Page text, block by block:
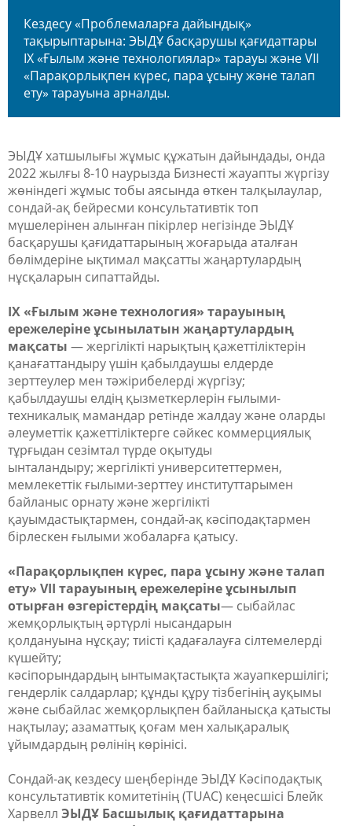
Кездесу «Проблемаларға дайындық»
тақырыптарына: ЭЫДҰ басқарушы қағидаттары
IX «Ғылым және технологиялар» тарауы және VII
«Парақорлықпен күрес, пара ұсыну және талап
ету» тарауына арналды.
ЭЫДҰ хатшылығы жұмыс құжатын дайындады, онда
2022 жылғы 8-10 наурызда Бизнесті жауапты жүргізу
жөніндегі жұмыс тобы аясында өткен талқылаулар,
сондай-ақ бейресми консультативтік топ
мүшелерінен алынған пікірлер негізінде ЭЫДҰ
басқарушы қағидаттарының жоғарыда аталған
бөлімдеріне ықтимал мақсатты жаңартулардың
нұсқаларын сипаттайды.
IX «Ғылым және технология» тарауының
ережелеріне ұсынылатын жаңартулардың
мақсаты — жергілікті нарықтың қажеттіліктерін
қанағаттандыру үшін қабылдаушы елдерде
зерттеулер мен тәжірибелерді жүргізу;
қабылдаушы елдің қызметкерлерін ғылыми-
техникалық мамандар ретінде жалдау және оларды
әлеуметтік қажеттіліктерге сәйкес коммерциялық
тұрғыдан сезімтал түрде оқытуды
ынталандыру; жергілікті университеттермен,
мемлекеттік ғылыми-зерттеу институттарымен
байланыс орнату және жергілікті
қауымдастықтармен, сондай-ақ кәсіподақтармен
бірлескен ғылыми жобаларға қатысу.
«Парақорлықпен күрес, пара ұсыну және талап
ету» VII тарауының ережелеріне ұсынылып
отырған өзгерістердің мақсаты— сыбайлас
жемқорлықтың әртүрлі нысандарын
қолдануына нұсқау; тиісті қадағалауға сілтемелерді
күшейту;
кәсіпорындардың ынтымақтастықта жауапкершілігі;
гендерлік салдарлар; құнды құрутізбегінің ауқымы
және сыбайлас жемқорлықпен байланысқа қатысты
нақтылау; азаматтық қоғам мен халықаралық
ұйымдардың рөлінің көрінісі.
Сондай-ақ кездесу шеңберінде ЭЫДҰ Кәсіподақтық
консультативтік комитетінің (TUAC) кеңесшісі Блейк
Харвелл ЭЫДҰ Басшылық қағидаттарына